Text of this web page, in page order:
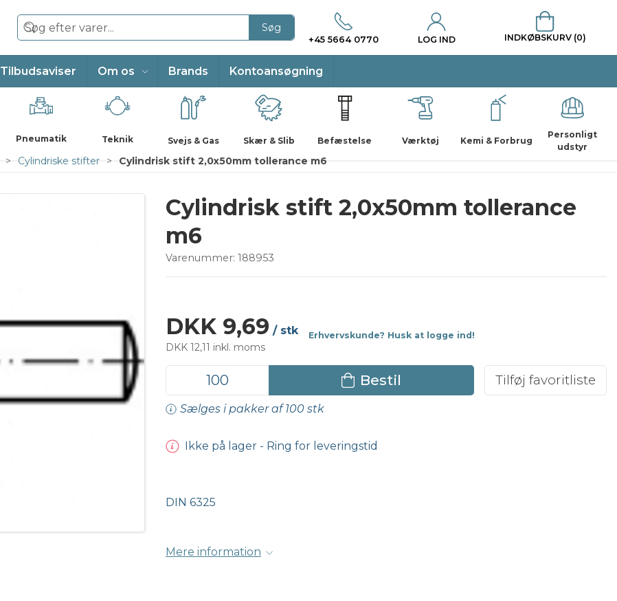
Søg
+45 5664 0770 LOG IND INDKØBSKURV (0)
Tilbudsaviser Om os Brands Kontoansøgning
Pneumatik Teknik Svejs & Gas Skær & Slib Befæstelse Værktøj Kemi & Forbrug
Personligt
udstyr
Cylindriske stifter Cylindrisk stift 2,0x50mm tollerance m6
Cylindrisk stift 2,0x50mm tollerance
m6
Varenummer: 188953
DKK 9,69 / stk Erhvervskunde? Husk at logge ind!
DKK 12,11 inkl. moms
Bestil
Sælges i pakker af 100 stk
Tilføj favoritliste
Ikke på lager - Ring for leveringstid
DIN 6325
Mere information